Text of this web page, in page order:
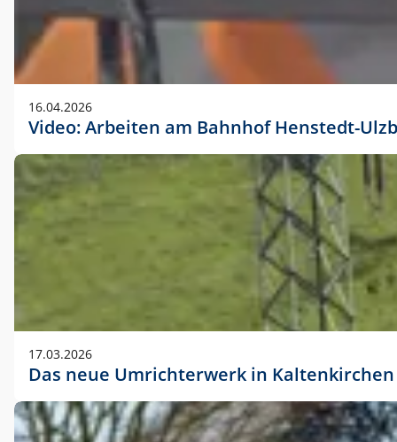
16.04.2026
Video: Arbeiten am Bahnhof Henstedt-
17.03.2026
Das neue Umrichterwerk in Kaltenkirchen